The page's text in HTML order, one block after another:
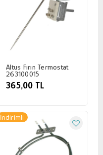
Altus Fırın Termostat
263100015
365,00 TL
İndirimli